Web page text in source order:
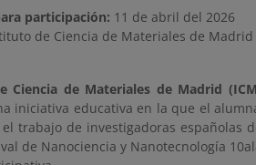
participación: 11 de abril del 2026
de Ciencia de Materiales de Madrid
Ciencia de Materiales de Madrid
iniciativa educativa en la que el
trabajo de investigadoras españolas
de Nanociencia y Nanotecnología